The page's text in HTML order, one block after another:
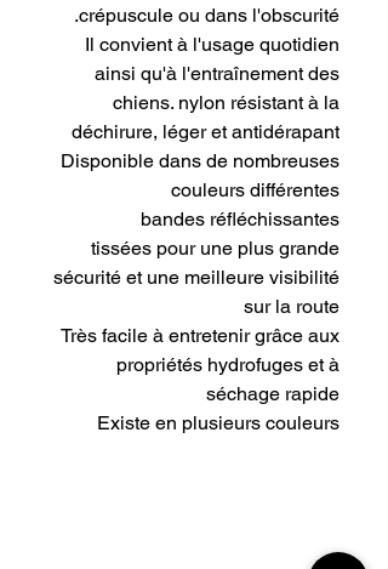
crépuscule ou dans l'obscurité.
Il convient à l'usage quotidien
ainsi qu'à l'entraînement des
chiens. nylon résistant à la
déchirure, léger et antidérapant
Disponible dans de nombreuses
couleurs différentes
bandes réfléchissantes
tissées pour une plus grande
sécurité et une meilleure visibilité
sur la route
Très facile à entretenir grâce aux
propriétés hydrofuges et à
séchage rapide
Existe en plusieurs couleurs